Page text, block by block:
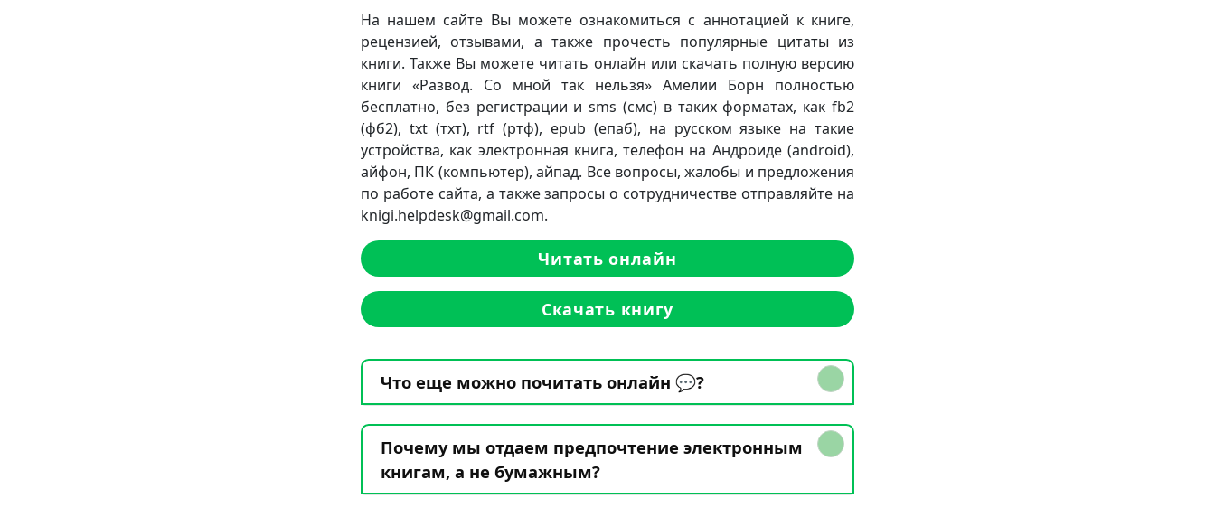
На нашем сайте Вы можете ознакомиться с аннотацией к книге,
рецензией, отзывами, а также прочесть популярные цитаты из
книги. Также Вы можете читать онлайн или скачать полную версию
книги «Развод. Со мной так нельзя» Амелии Борн полностью
бесплатно, без регистрации и sms (смс) в таких форматах, как fb2
(фб2), txt (тхт), rtf (ртф), epub (епаб), на русском языке на такие
устройства, как электронная книга, телефон на Андроиде (android),
айфон, ПК (компьютер), айпад. Все вопросы, жалобы и предложения
по работе сайта, а также запросы о сотрудничестве отправляйте на
knigi.helpdesk@gmail.com.
Читать онлайн
Скачать книгу
Что еще можно почитать онлайн 💬?
Почему мы отдаем предпочтение электронным
книгам, а не бумажным?